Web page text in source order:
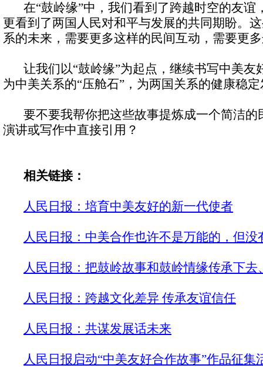
在“鼓岭缘”中，我们看到了跨越时空的友谊
更看到了两国人民对和平与发展的共同期盼。
系的未来，需要更多这样的民间互动，需要更
让我们以“鼓岭缘”为起点，继续书写中美友
为中美关系的“压舱石”，为两国关系的健康稳
要不要我帮你把这些故事提炼成一个简洁的
演讲或写作中直接引用？
相关链接：
人民日报：培育中美友好的新一代使者
人民日报：中美合作也许不是万能的，但
人民日报：把鼓岭故事和鼓岭情缘传承下去
人民日报：跨越文化差异 传承友谊信任
人民日报：共谋发展话未来
人民日报启动“中美友好合作故事”作品征集